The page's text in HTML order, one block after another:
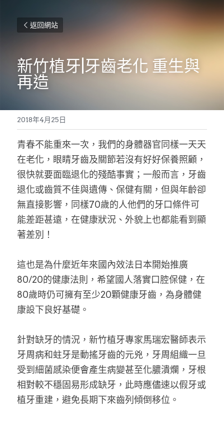
返回網站
新竹植牙|牙齒老化 重生與
再造
2018年4月25日
青春不能重來一次，我們的身體器官同樣一天天
在老化，眼睛牙齒及關節若沒有好好保養照顧，
很快就要面臨退化的殘酷事實；一般而言，牙齒
退化或齒質不佳與遺傳、保健有關，但與年齡卻
無直接影響，同樣70歲的人他們的牙口條件可
能差距甚遠，在健康狀況、外貌上也都能看到顯
著差別！
這也是為什麼近年來國內效法日本開始推廣
80/20的健康法則，希望國人落實口腔保健，在
80歲時仍可擁有至少20顆健康牙齒，為身體健
康設下良好基礎。
針對缺牙的情況，新竹植牙專家馬瑞宏醫師表示
牙周病和蛀牙是動搖牙齒的元兇，牙周組織一旦
受到細菌感染便會產生病變甚至化膿潰爛，牙根
相對較不穩固易形成缺牙，此時應儘速以假牙或
植牙重建，避免長期下來齒列傾倒移位。